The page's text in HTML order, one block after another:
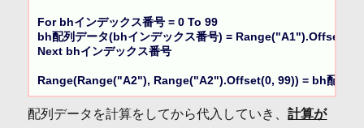
For bhインデックス番号 = 0 To 99
bh配列データ(bhインデックス番号) = Range("A1").Offset(0,
Next bhインデックス番号
Range(Range("A2"), Range("A2").Offset(0, 99)) = bh配列デ
配列データを計算をしてから代入していき、計算が